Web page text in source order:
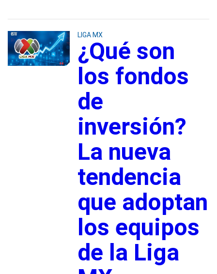
LIGA MX
¿Qué son
los fondos
de
inversión?
La nueva
tendencia
que adoptan
los equipos
de la Liga